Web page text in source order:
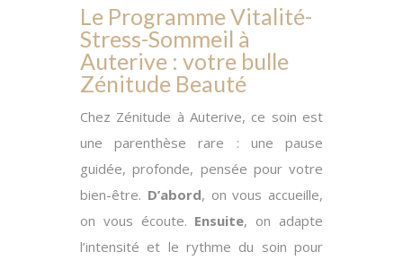
Le Programme Vitalité-
Stress-Sommeil à
Auterive : votre bulle
Zénitude Beauté
Chez Zénitude à Auterive, ce soin est
une parenthèse rare : une pause
guidée, profonde, pensée pour votre
bien-être. D’abord, on vous accueille,
on vous écoute. Ensuite, on adapte
l’intensité et le rythme du soin pour